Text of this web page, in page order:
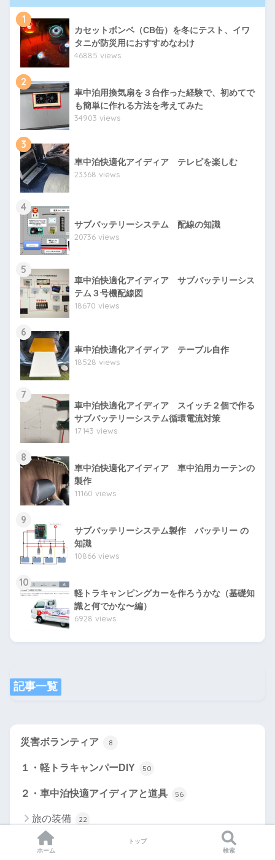
1
カセットボンベ（CB缶）を冬にテスト、イワ
タニが防災用におすすめなわけ
46885 views
2
車中泊用換気扇を３台作った経験で、初めてで
も簡単に作れる方法を考えてみた
34903 views
3
車中泊快適化アイディア テレビを楽しむ
23368 views
4
サブバッテリーシステム 配線の知識
20736 views
5
車中泊快適化アイディア サブバッテリーシス
テム３号機配線図
18670 views
6
車中泊快適化アイディア テーブル自作
18528 views
7
車中泊快適化アイディア スイッチ２個で作る
サブバッテリーシステム循環電流対策
17143 views
8
車中泊快適化アイディア 車中泊用カーテンの
製作
11160 views
9
サブバッテリーシステム製作 バッテリー の
知識
10866 views
10
軽トラキャンピングカーを作ろうかな（基礎知
識と何でかな〜編）
6928 views
記事一覧
災害ボランティア 8
１・軽トラキャンパーDIY 50
２・車中泊快適アイディアと道具 56
旅の装備 22
車中めし
ホーム
トップ
検索